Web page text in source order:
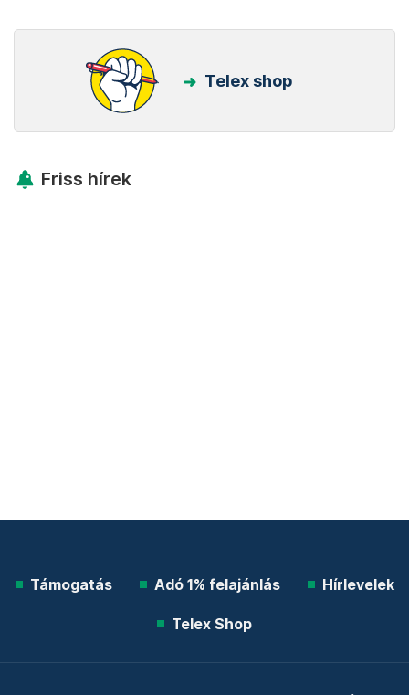
Telex shop
Friss hírek
Támogatás Adó 1% felajánlás Hírlevelek
Telex Shop